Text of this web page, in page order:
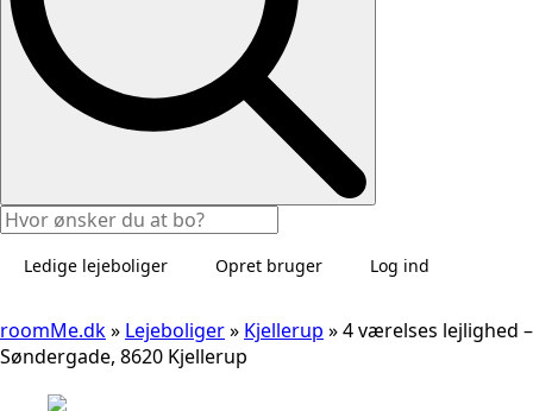
Ledige lejeboliger Opret bruger Log ind
roomMe.dk» Lejeboliger» Kjellerup »4 værelses lejlighed –
Søndergade, 8620 Kjellerup